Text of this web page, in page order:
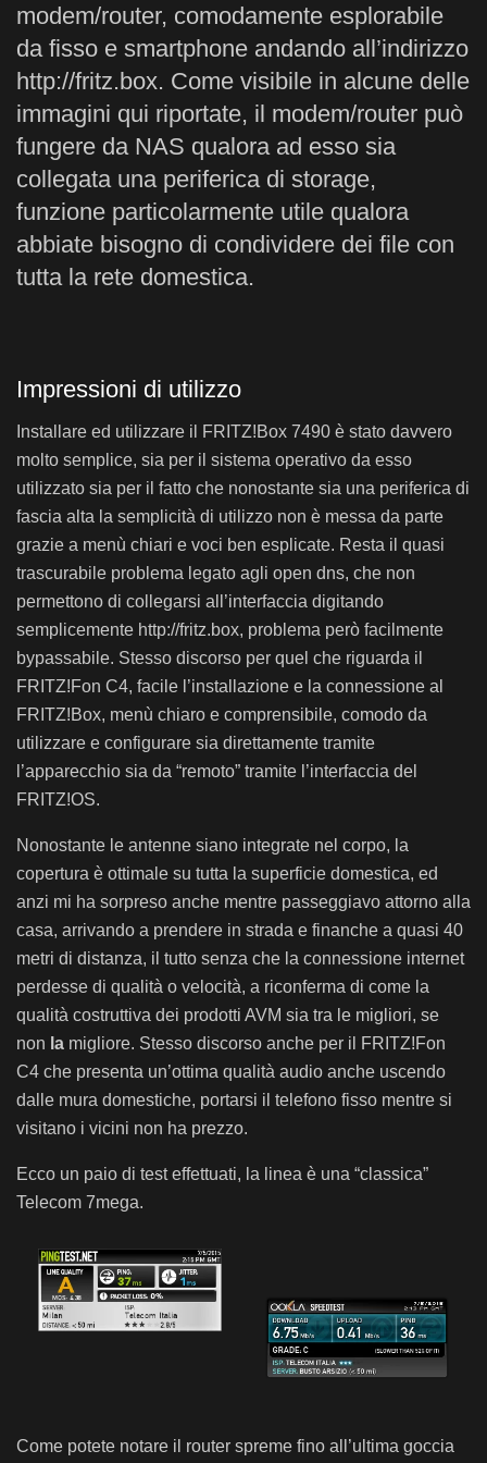
modem/router, comodamente esplorabile
da fisso e smartphone andando all’indirizzo
http://fritz.box. Come visibile in alcune delle
immagini qui riportate, il modem/router può
fungere da NAS qualora ad esso sia
collegata una periferica di storage,
funzione particolarmente utile qualora
abbiate bisogno di condividere dei file con
tutta la rete domestica.
Impressioni di utilizzo
Installare ed utilizzare il FRITZ!Box 7490 è stato davvero
molto semplice, sia per il sistema operativo da esso
utilizzato sia per il fatto che nonostante sia una periferica di
fascia alta la semplicità di utilizzo non è messa da parte
grazie a menù chiari e voci ben esplicate. Resta il quasi
trascurabile problema legato agli open dns, che non
permettono di collegarsi all’interfaccia digitando
semplicemente http://fritz.box, problema però facilmente
bypassabile. Stesso discorso per quel che riguarda il
FRITZ!Fon C4, facile l’installazione e la connessione al
FRITZ!Box, menù chiaro e comprensibile, comodo da
utilizzare e configurare sia direttamente tramite
l’apparecchio sia da “remoto” tramite l’interfaccia del
FRITZ!OS.
Nonostante le antenne siano integrate nel corpo, la
copertura è ottimale su tutta la superficie domestica, ed
anzi mi ha sorpreso anche mentre passeggiavo attorno alla
casa, arrivando a prendere in strada e finanche a quasi 40
metri di distanza, il tutto senza che la connessione internet
perdesse di qualità o velocità, a riconferma di come la
qualità costruttiva dei prodotti AVM sia tra le migliori, se
non la migliore. Stesso discorso anche per il FRITZ!Fon
C4 che presenta un’ottima qualità audio anche uscendo
dalle mura domestiche, portarsi il telefono fisso mentre si
visitano i vicini non ha prezzo.
Ecco un paio di test effettuati, la linea è una “classica”
Telecom 7mega.
Come potete notare il router spreme fino all’ultima goccia